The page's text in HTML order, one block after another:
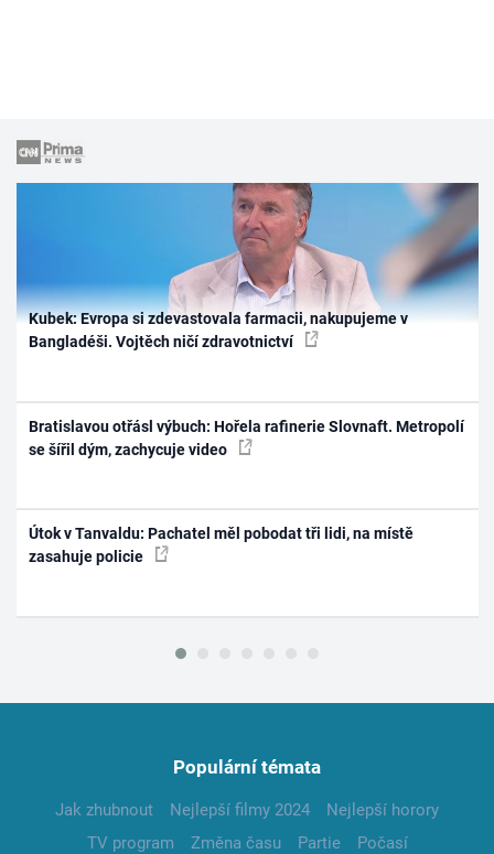
Kubek: Evropa si zdevastovala farmacii, nakupujeme v
Bangladéši. Vojtěch ničí zdravotnictví
Bratislavou otřásl výbuch: Hořela rafinerie Slovnaft. Metropolí
se šířil dým, zachycuje video
Útok v Tanvaldu: Pachatel měl pobodat tři lidi, na místě
zasahuje policie
Populární témata
Jak zhubnout Nejlepší filmy 2024
Nejlepší horory
TV program
Změna času Partie
Počasí